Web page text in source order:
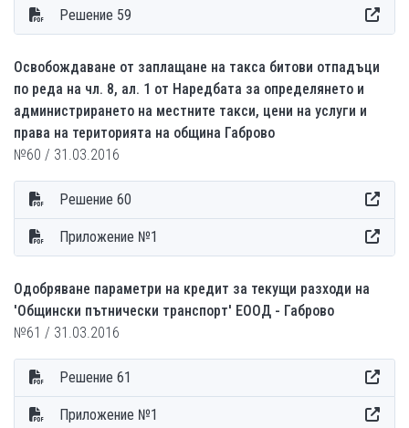
Решение 59
Освобождаване от заплащане на такса битови отпадъци
по реда на чл. 8, ал. 1 от Наредбата за определянето и
администрирането на местните такси, цени на услуги и
права на територията на община Габрово
№60 / 31.03.2016
Решение 60
Приложение №1
Одобряване параметри на кредит за текущи разходи на
'Общински пътнически транспорт' ЕООД - Габрово
№61 / 31.03.2016
Решение 61
Приложение №1